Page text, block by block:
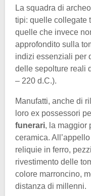
La squadra di
tipi: quelle collegate
quelle che invece
approfondito sulla
indizi essenziali per
delle sepolture reali
– 220 d.C.).
Manufatti, anche di
loro ex possessori
funerari, la maggior
ceramica.
reliquie in ferro,
rivestimento delle
colore marroncino,
distanza di millenni.